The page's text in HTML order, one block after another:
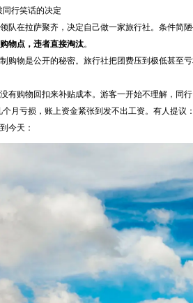
行笑话的决定
队在拉萨聚齐，决定自己做一家旅行社。条件简
物点，违者直接淘汰。
购物是公开的秘密。旅行社把团费压到极低甚至
购物回扣来补贴成本。游客一开始不理解，同行
月亏损，账上资金紧张到发不出工资。有人提议
今天：